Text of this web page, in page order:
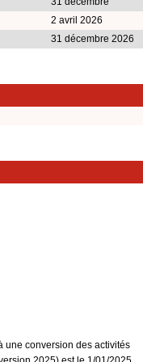
2 avril 2026
31 décembre 2026
une conversion des activités